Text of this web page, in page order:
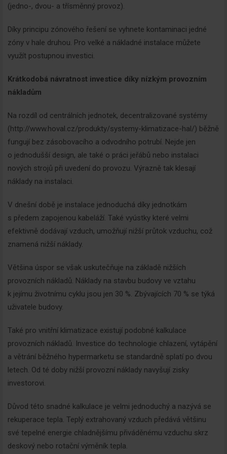
(jedno-, dvou- a třísměnný provoz).
Díky principu zónového řešení se vyhnete kontaminaci jedné
zóny v hale druhou. Pro velké a nákladné instalace můžete
využít postupnou investici.
Krátkodobá návratnost investice díky nízkým provozním
nákladům
Na rozdíl od centrálních jednotek, decentralizované systémy
(http://www.hoval.cz/produkty/systemy-klimatizace-hal/) běžně
fungují bez zásobovacího a odvodního potrubí. Nejde jen
o jednodušší design, ale také o práci jeřábů nebo instalaci
nových strojů při uvedení do provozu. Výrazně tak klesají
náklady na instalaci.
V dnešní době je instalace jednoduchá díky jednotkám
s předem zapojenou kabeláží. Také vyústky které velmi
efektivně dodávají vzduch, umožňují nižší průtok vzduchu, což
znamená nižší náklady.
Většina úspor se však uskutečňuje na základě nižších
provozních nákladů. Náklady na stavbu budovy ve vztahu
k jejímu životnímu cyklu jsou jen 30 %. Zbývajících 70 % se týká
uživatele budovy.
Také pro vnitřní klimatizace existují podobné kalkulace
provozních nákladů. Investice do technologie chlazení, vytápění
a větrání běžného hypermarketu se standardně splatí po dvou
letech. Od té doby nižší provozní náklady navyšují zisky
investorovi.
Důvod této snadné kalkulace je velmi jednoduchý a nazývá se
rekuperace tepla. Teplý extrahovaný vzduch předává většinu
své tepelné energie chladnějšímu přiváděnému vzduchu skrz
deskový nebo rotační výměník tepla.